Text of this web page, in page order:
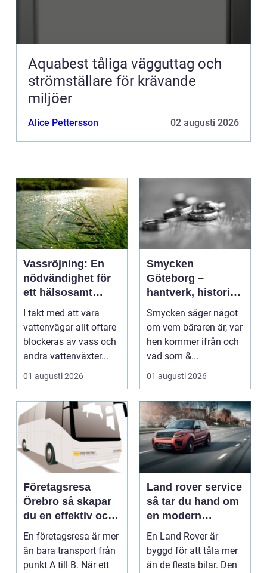
Aquabest tåliga vägguttag och
strömställare för krävande
miljöer
Alice Pettersson 02 augusti 2026
Vassröjning: En
nödvändighet för
ett hälsosamt
vattenlandskap
I takt med att våra
vattenvägar allt oftare
blockeras av vass och
andra vattenväxter...
01 augusti 2026
Smycken
Göteborg –
hantverk, historia
och personligt
uttryck
Smycken säger något
om vem bäraren är, var
hen kommer ifrån och
vad som &...
01 augusti 2026
Företagsresa
Örebro så skapar
du en effektiv och
minnesvärd resa
En företagsresa är mer
än bara transport från
punkt A till B. När ett
Land rover service
så tar du hand om
en modern
klassiker
En Land Rover är
byggd för att tåla mer
än de flesta bilar. Den